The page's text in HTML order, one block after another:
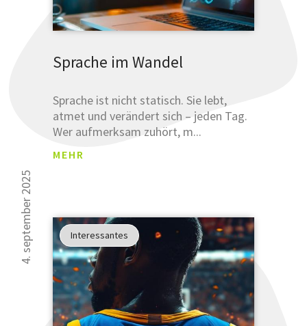
Sprache im Wandel
Sprache ist nicht statisch. Sie lebt,
atmet und verändert sich – jeden Tag.
Wer aufmerksam zuhört, m...
MEHR
4. september 2025 Interessantes
Glauben
Sie uns
NGSB
ESTÄ
TIGU
Was sind
Leemetas